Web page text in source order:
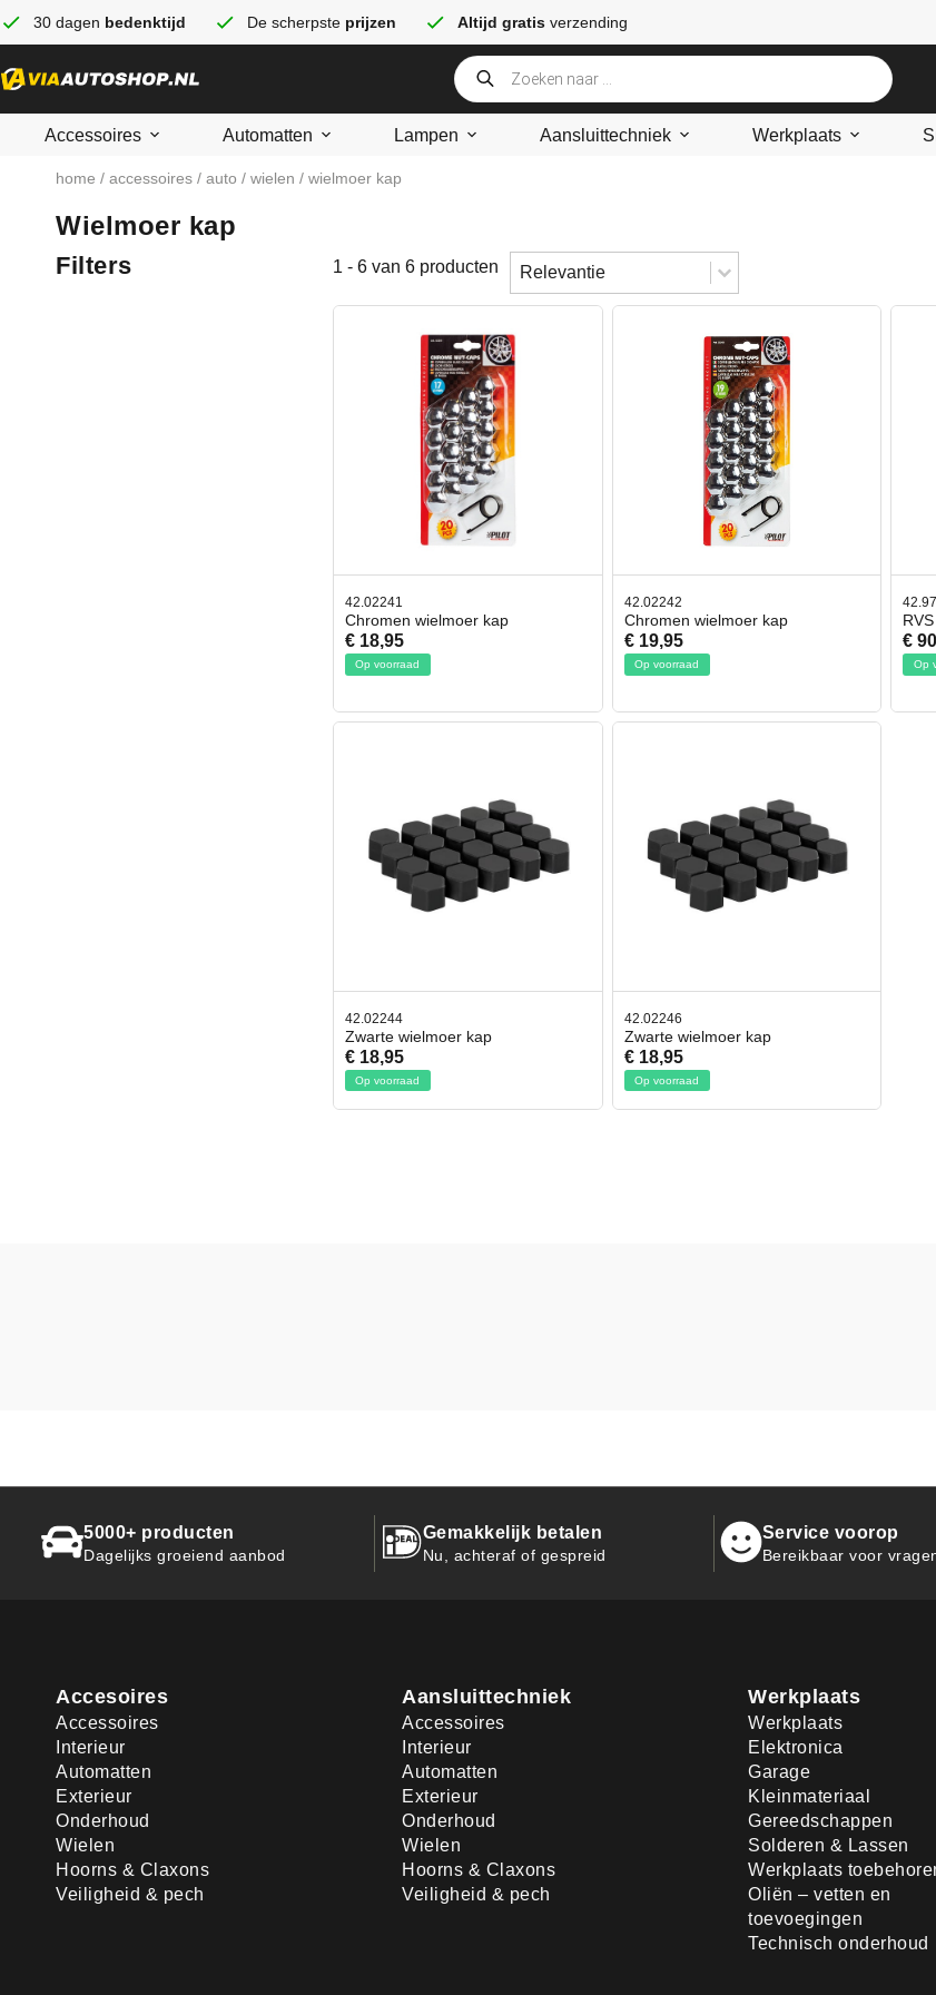
30 dagen bedenktijd De scherpste prijzen Altijd gratis verzending
Accessoires Automatten Lampen Aansluittechniek Werkplaats
home / accessoires / auto / wielen / wielmoer kap
Wielmoer kap
Filters 1 - 6 van 6 producten Sorteren
Sort content
Sort content
42.02241
Chromen wielmoer kap
€ 18,95
Op voorraad
42.02242
Chromen wielmoer kap
€ 19,95
Op voorraad
€
Op
42.02244
Zwarte wielmoer kap
€ 18,95
Op voorraad
42.02246
Zwarte wielmoer kap
€ 18,95
Op voorraad
5000+ producten
Dagelijks groeiend aanbod
Gemakkelijk betalen
Nu, achteraf of gespreid
Service voorop
Bereikbaar voor
Accesoires
Accessoires
Interieur
Automatten
Exterieur
Onderhoud
Wielen
Hoorns & Claxons
Veiligheid & pech
Aansluittechniek
Accessoires
Interieur
Automatten
Exterieur
Onderhoud
Wielen
Hoorns & Claxons
Veiligheid & pech
Werkplaats
Werkplaats
Elektronica
Garage
Kleinmateriaal
Gereedschappen
Solderen & Lassen
Werkplaats
Oliën – vetten en
toevoegingen
Technisch onderhoud